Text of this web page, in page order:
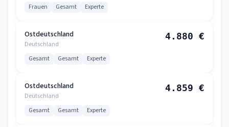
Frauen Gesamt Experte
Ostdeutschland
Deutschland
4.880 €
Gesamt Gesamt Experte
Ostdeutschland
Deutschland
4.859 €
Gesamt Gesamt Experte